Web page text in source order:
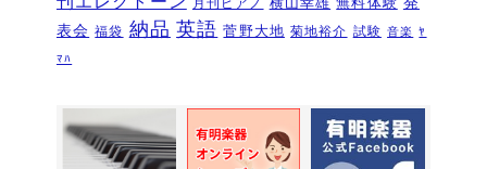
しました～～🎵 2026年5月2日
『ピアノ・アドヴェンチャー ベーシ
ックシリーズセミナー Vol,1』講座の
お知らせ 2026年4月14日
月刊ピアノ
表会 福袋 納品 英語 菅野大地 菊地裕介 試験 音楽 ﾔ
ﾏﾊ